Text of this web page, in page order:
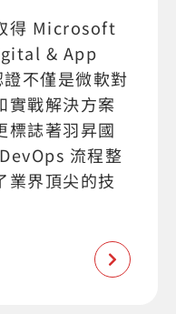
得 Microsoft
& App
不僅是微軟對
實戰解決方案
標誌著羽昇國
流程整
業界頂尖的技